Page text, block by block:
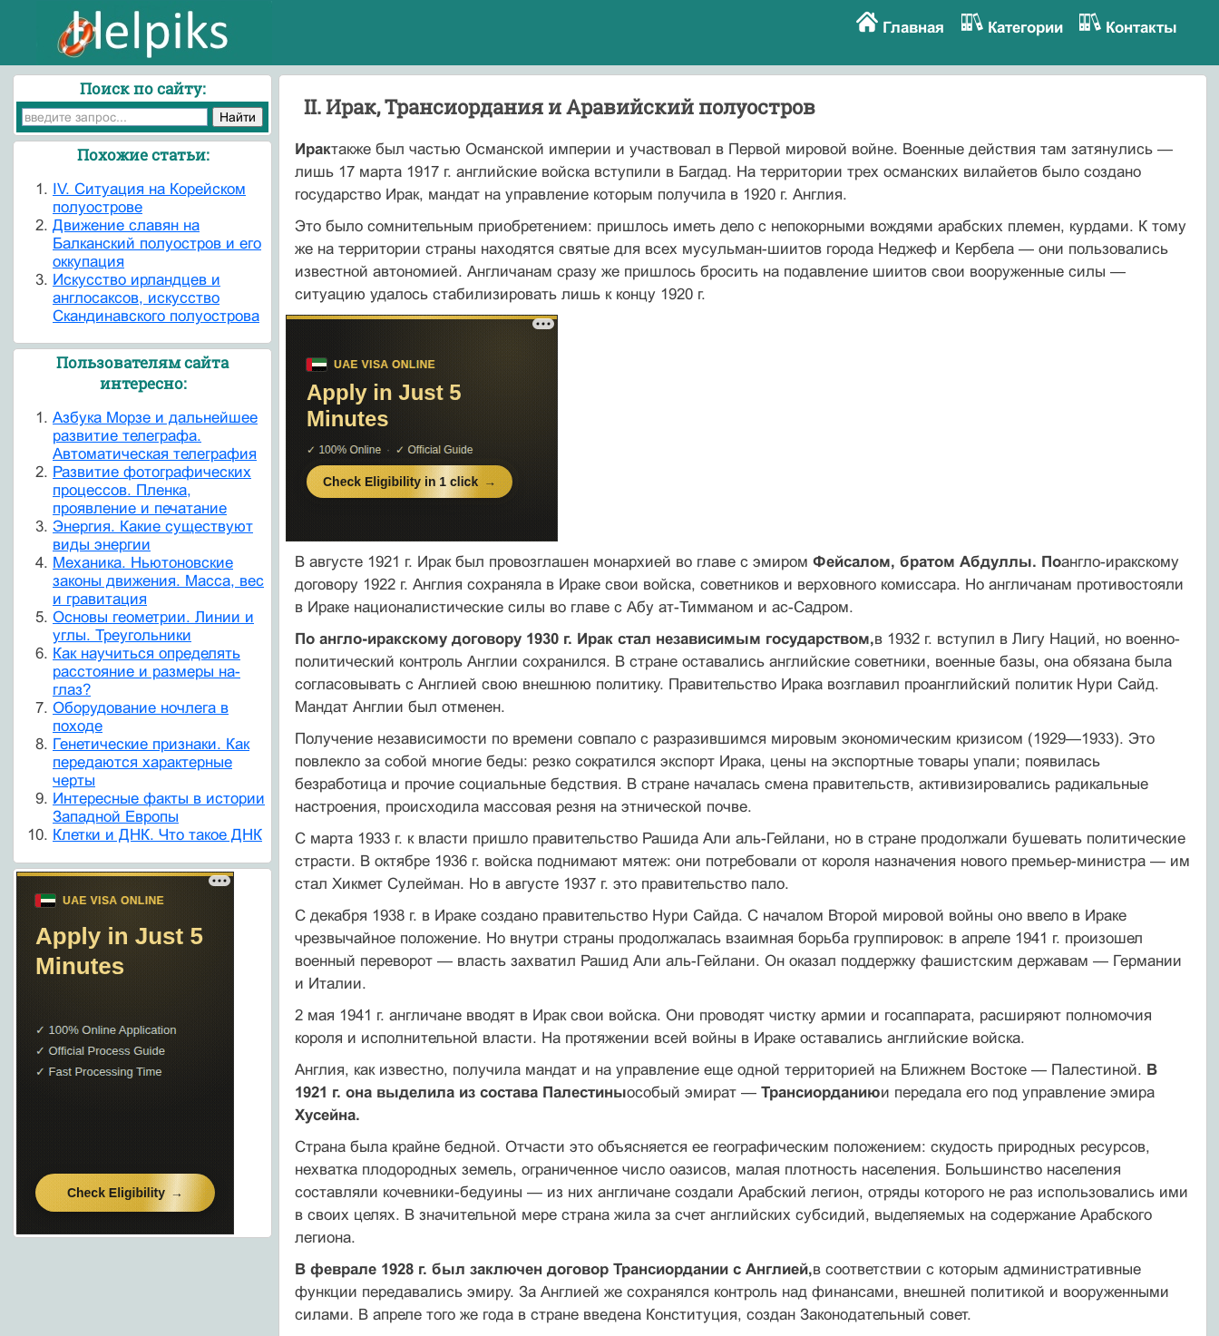
Главная Категории Контакты
II. Ирак, Трансиордания и Аравийский полуостров
Ирактакже был частью Османской империи и участвовал в Первой мировой войне. Военные действия там затянулись —
лишь 17 марта 1917 г. английские войска вступили в Багдад. На территории трех ос­манских вилайетов было создано
государство Ирак, мандат на управ­ление которым получила в 1920 г. Англия.
Это было сомнительным приобретением: пришлось иметь дело с не­покорными вождями арабских племен, курдами. К тому
же на террито­рии страны находятся святые для всех мусульман-шиитов города Неджеф и Кербела — они пользовались
известной автономией. Англичанам сразу же пришлось бросить на подавление шиитов свои вооруженные силы —
ситуацию удалось стабилизировать лишь к концу 1920 г.
В августе 1921 г. Ирак был провозглашен монархией во главе с эми­ром Фейсалом, братом Абдуллы. Поангло-иракскому
договору 1922 г. Англия сохраняла в Ираке свои войска, советников и верховного ко­миссара. Но англичанам противостояли
в Ираке националистические силы во главе с Абу ат-Тимманом и ас-Садром.
По англо-иракскому договору 1930 г. Ирак стал независимым госу­дарством,в 1932 г. вступил в Лигу Наций, но военно-
политический контроль Англии сохранился. В стране оставались английские совет­ники, военные базы, она обязана была
согласовывать с Англией свою внешнюю политику. Правительство Ирака возглавил проанглийский политик Нури Сайд.
Мандат Англии был отменен.
Получение независимости по времени совпало с разразившимся мировым экономическим кризисом (1929—1933). Это
повлекло за собой многие беды: резко сократился экспорт Ирака, цены на экспорт­ные товары упали; появилась
безработица и прочие социальные бед­ствия. В стране началась смена правительств, активизировались ра­дикальные
настроения, происходила массовая резня на этнической почве.
С марта 1933 г. к власти пришло правительство Рашида Али аль-Гейлани, но в стране продолжали бушевать политические
страсти. В ок­тябре 1936 г. войска поднимают мятеж: они потребовали от короля назначения нового премьер-министра — им
стал Хикмет Сулейман. Но в августе 1937 г. это правительство пало.
С декабря 1938 г. в Ираке создано правительство Нури Сайда. С на­чалом Второй мировой войны оно ввело в Ираке
чрезвычайное поло­жение. Но внутри страны продолжалась взаимная борьба группиро­вок: в апреле 1941 г. произошел
военный переворот — власть захватил Рашид Али аль-Гейлани. Он оказал поддержку фашистским держа­вам — Германии
и Италии.
2 мая 1941 г. англичане вводят в Ирак свои войска. Они проводят чистку армии и госаппарата, расширяют полномочия
короля и испол­нительной власти. На протяжении всей войны в Ираке оставались ан­глийские войска.
Англия, как известно, получила мандат и на управление еще одной территорией на Ближнем Востоке — Палестиной. В
1921 г. она выде­лила из состава Палестиныособый эмират — Трансиорданиюи переда­ла его под управление эмира
Хусейна.
Страна была крайне бедной. Отчасти это объясняется ее географи­ческим положением: скудость природных ресурсов,
нехватка плодо­родных земель, ограниченное число оазисов, малая плотность населе­ния. Большинство населения
составляли кочевники-бедуины — из них англичане создали Арабский легион, отряды которого не раз использо­вались ими
в своих целях. В значительной мере страна жила за счет ан­глийских субсидий, выделяемых на содержание Арабского
легиона.
В феврале 1928 г. был заключен договор Трансиордании с Англией,в соответствии с которым административные
функции передавались эмиру. За Англией же сохранялся контроль над финансами, внешней политикой и вооруженными
силами. В апреле того же года в стране введена Конституция, создан Законодательный совет.
Поиск по сайту:
Похожие статьи:
IV. Ситуация на Корейском
полуострове
Движение славян на
Балканский полуостров и его
оккупация
Искусство ирландцев и
англосаксов, искусство
Скандинавского полуострова
Пользователям сайта
интересно:
Азбука Морзе и дальнейшее
развитие телеграфа.
Автоматическая телеграфия
Развитие фотографических
процессов. Пленка,
проявление и печатание
Энергия. Какие существуют
виды энергии
Механика. Ньютоновские
законы движения. Масса, вес
и гравитация
Основы геометрии. Линии и
углы. Треугольники
Как научиться определять
расстояние и размеры на-
глаз?
Оборудование ночлега в
походе
Генетические признаки. Как
передаются характерные
черты
Интересные факты в истории
Западной Европы
Клетки и ДНК. Что такое ДНК